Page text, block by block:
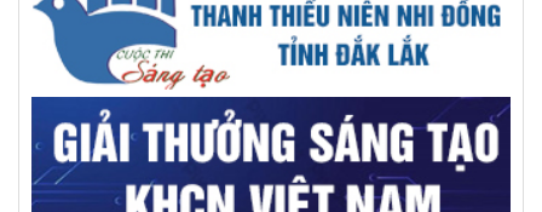
Giáo sư Đặng Văn Ngữ: Người trí thức chọn hy sinh vì đất
nước
Sinh viên làm nghiên cứu khoa học được doanh nghiệp ưu
tiên tuyển dụng
Nhân lực số trong chính quyền hai cấp: Vượt rào cản để bứt
phá (Kỳ 2)